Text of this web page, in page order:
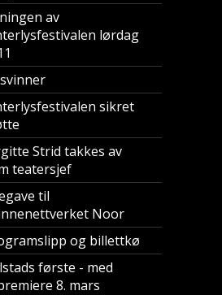
av
lørdag
sikret
Strid takkes av
teatersjef
til
Noor
og billettkø
første - med
8. mars